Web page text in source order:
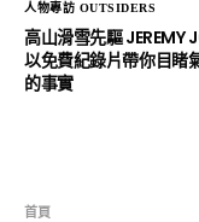
人物專訪 OUTSIDERS
高山滑雪先驅 JEREMY
以免費紀錄片帶你目睹
的事實
首頁